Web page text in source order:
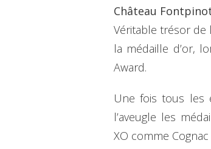
Château
Véritable trésor de
la médaille d’or,
Award.
Une fois tous les
l’aveugle les
XO comme Cognac